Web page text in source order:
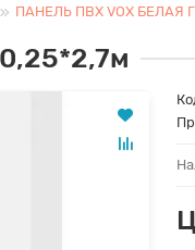
ПАНЕЛЬ ПВХ VOX БЕЛАЯ